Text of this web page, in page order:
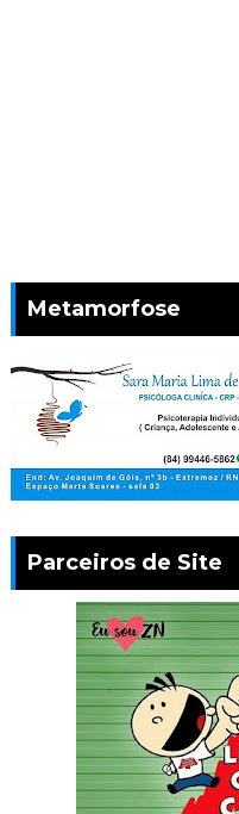
Metamorfose
Parceiros de Site